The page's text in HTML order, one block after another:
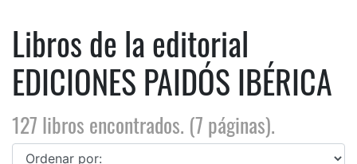
Libros de la editorial
EDICIONES PAIDÓS IBÉRICA
127 libros encontrados. (7 páginas).